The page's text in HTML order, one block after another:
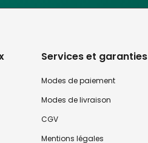
Services et garanties
Modes de paiement
Modes de livraison
CGV
Mentions légales